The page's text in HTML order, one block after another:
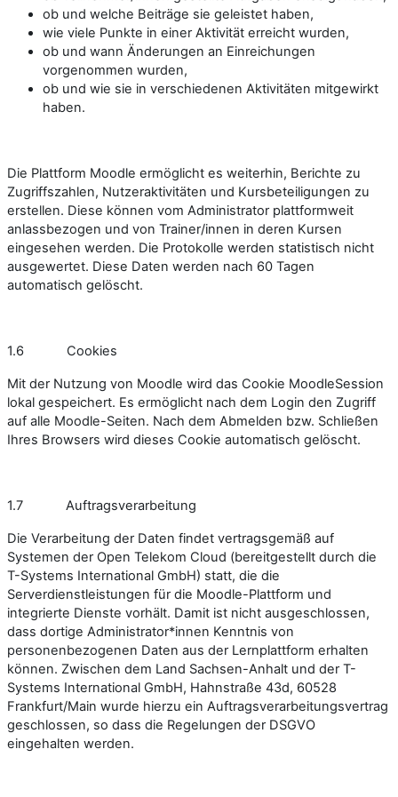
ob und welche Beiträge sie geleistet haben,
wie viele Punkte in einer Aktivität erreicht wurden,
ob und wann Änderungen an Einreichungen
vorgenommen wurden,
ob und wie sie in verschiedenen Aktivitäten mitgewirkt
haben.
Die Plattform Moodle ermöglicht es weiterhin, Berichte zu
Zugriffszahlen, Nutzeraktivitäten und Kursbeteiligungen zu
erstellen. Diese können vom Administrator plattformweit
anlassbezogen und von Trainer/innen in deren Kursen
eingesehen werden. Die Protokolle werden statistisch nicht
ausgewertet. Diese Daten werden nach 60 Tagen
automatisch gelöscht.
1.6 Cookies
Mit der Nutzung von Moodle wird das Cookie MoodleSession
lokal gespeichert. Es ermöglicht nach dem Login den Zugriff
auf alle Moodle-Seiten. Nach dem Abmelden bzw. Schließen
Ihres Browsers wird dieses Cookie automatisch gelöscht.
1.7 Auftragsverarbeitung
Die Verarbeitung der Daten findet vertragsgemäß auf
Systemen der Open Telekom Cloud (bereitgestellt durch die
T-Systems International GmbH) statt, die die
Serverdienstleistungen für die Moodle-Plattform und
integrierte Dienste vorhält. Damit ist nicht ausgeschlossen,
dass dortige Administrator*innen Kenntnis von
personenbezogenen Daten aus der Lernplattform erhalten
können. Zwischen dem Land Sachsen-Anhalt und der T-
Systems International GmbH, Hahnstraße 43d, 60528
Frankfurt/Main wurde hierzu ein Auftragsverarbeitungsvertrag
geschlossen, so dass die Regelungen der DSGVO
eingehalten werden.